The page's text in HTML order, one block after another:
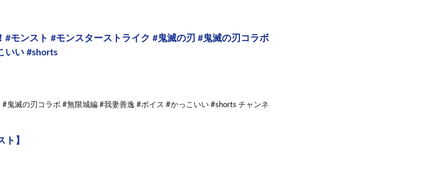
モンスト #モンスターストライク #鬼滅の刃 #鬼滅の刃コラボ
いい #shorts
鬼滅の刃コラボ #無限城編 #我妻善逸 #ボイス #かっこいい #shorts チャンネ
ト】